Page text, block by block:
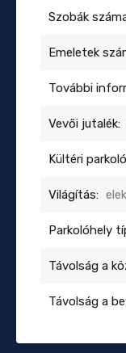
Szobák
Emeletek
További
Vevői jutalék:
Kültéri
Világítás:
Parkolóhely
Távolság a
Távolság a